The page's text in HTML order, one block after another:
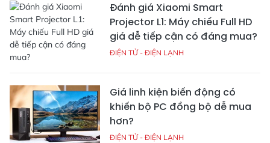
Đánh giá Xiaomi Smart
Projector L1: Máy chiếu Full HD
giá dễ tiếp cận có đáng mua?
ĐIỆN TỬ - ĐIỆN LẠNH
Giá linh kiện biến động có
khiến bộ PC đồng bộ dễ mua
hơn?
ĐIỆN TỬ - ĐIỆN LẠNH